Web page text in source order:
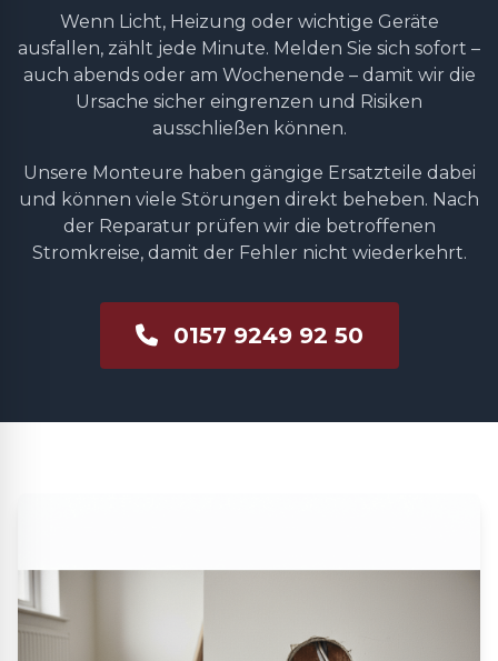
Wenn Licht, Heizung oder wichtige Geräte
ausfallen, zählt jede Minute. Melden Sie sich sofort –
auch abends oder am Wochenende – damit wir die
Ursache sicher eingrenzen und Risiken
ausschließen können.
Unsere Monteure haben gängige Ersatzteile dabei
und können viele Störungen direkt beheben. Nach
der Reparatur prüfen wir die betroffenen
Stromkreise, damit der Fehler nicht wiederkehrt.
0157 9249 92 50